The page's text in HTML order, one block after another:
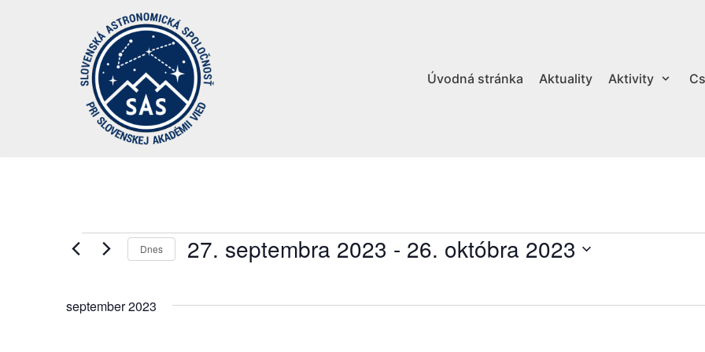
Úvodná stránka Aktuality Aktivity
Dnes 27. septembra 2023 - 26. októbra 2023
september 2023